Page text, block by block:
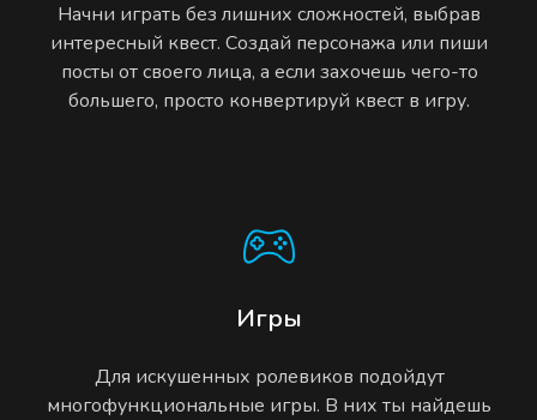
Начни играть без лишних сложностей, выбрав
интересный квест. Создай персонажа или пиши
посты от своего лица, а если захочешь чего-то
большего, просто конвертируй квест в игру.
Игры
Для искушенных ролевиков подойдут
многофункциональные игры. В них ты найдешь